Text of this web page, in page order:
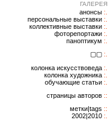
ГАЛЕРЕЯ
анонсы
персональные выставки
коллективные выставки
фоторепортажи
паноптикум
▢▢
колонка искусствоведа
колонка художника
обучающие статьи
страницы авторов
метки|tags
2002|2010